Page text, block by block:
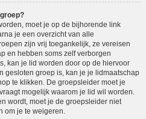
moet je op de bijhorende link
je een overzicht van alle
zijn vrij toegankelijk, ze vereisen
en hebben soms zelf verborgen
kan je lid worden door op de hiervoor
gesloten groep is, kan je je lidmaatschap
te klikken. De groepsleider moet je
mogelijk waarom je lid wil worden.
wordt, moet je de groepsleider niet
om je te weigeren.